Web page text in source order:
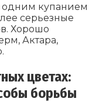
одним купанием
серьезные
Хорошо
Актара,
цветах:
борьбы